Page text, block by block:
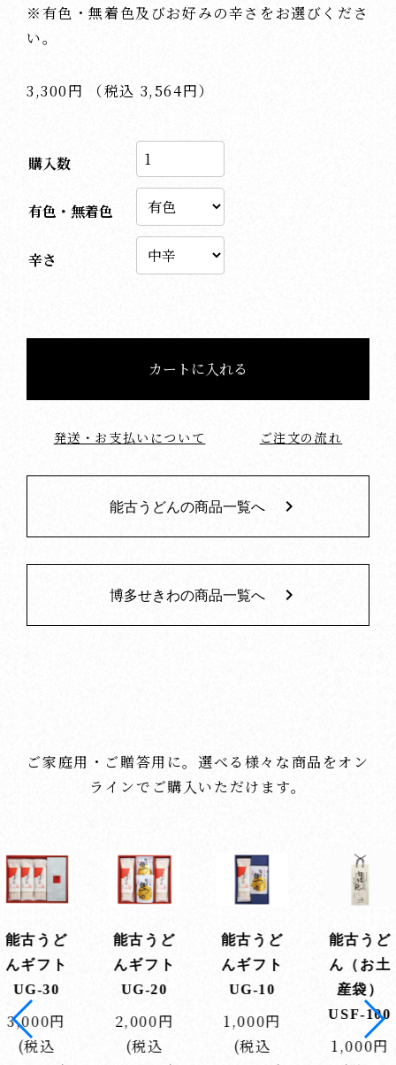
※有色・無着色及びお好みの辛さをお選びくださ
い。
3,300円 （税込 3,564円）
購入数
有色・無着色
辛さ
発送・お支払いについて ご注文の流れ
能古うどんの商品一覧へ keyboard_arrow_right
博多せきわの商品一覧へ keyboard_arrow_right
ご家庭用・ご贈答用に。選べる様々な商品をオン
ラインでご購入いただけます。
古うど
ギフト
UG-10
円
(税込
能古うど
ん（お土
産袋）
USF-100
1,000円
能古麺つ
ゆUD-30
300円(税
込324円)
能古うど
ん（和紙
袋）UP-
60
600円(税